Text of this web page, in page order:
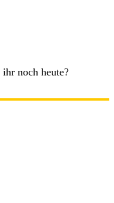
noch heute?